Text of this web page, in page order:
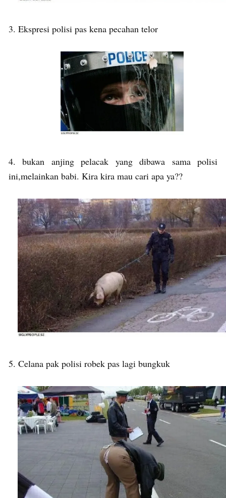
3. Ekspresi polisi pas kena pecahan telor
4. bukan anjing pelacak yang dibawa sama polisi
ini,melainkan babi. Kira kira mau cari apa ya??
5. Celana pak polisi robek pas lagi bungkuk